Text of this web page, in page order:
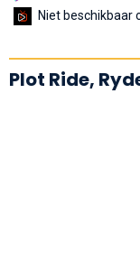
Niet beschikbaar
Plot Ride,